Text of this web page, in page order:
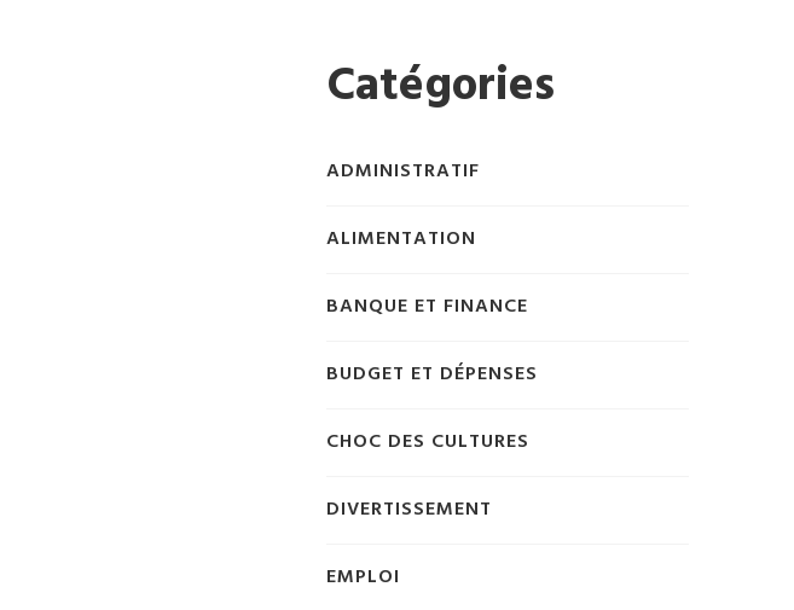
Catégories
ADMINISTRATIF
ALIMENTATION
BANQUE ET FINANCE
BUDGET ET DÉPENSES
CHOC DES CULTURES
DIVERTISSEMENT
EMPLOI